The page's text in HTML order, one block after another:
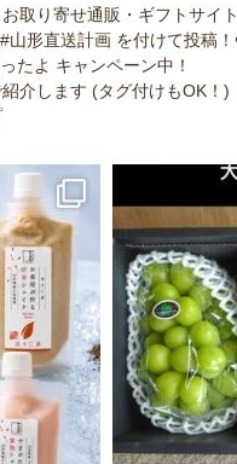
取り寄せ通販・ギフトサイ
山形直送計画 を付けて投稿
たよ キャンペーン中！
介します (タグ付けもOK！)